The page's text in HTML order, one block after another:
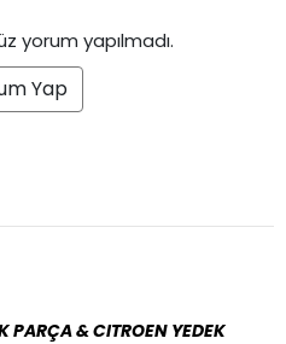
yorum yapılmadı.
Yap
PARÇA & CITROEN YEDEK